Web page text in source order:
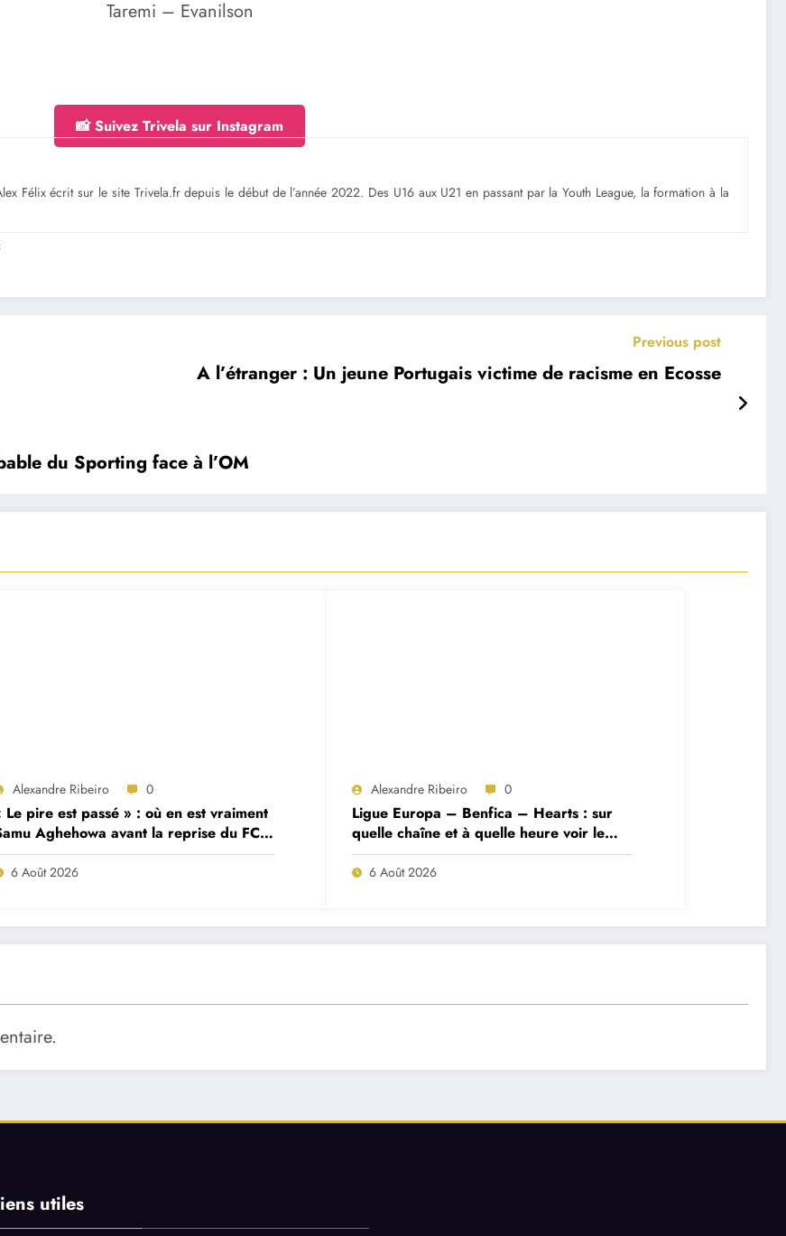
Taremi – Evanilson
📸 Suivez Trivela sur Instagram
Félix écrit sur le site Trivela.fr depuis le début de l’année 2022. Des U16 aux U21 en passant par la Youth League, la formation à la
Previous post
A l’étranger : Un jeune Portugais victime de racisme en Ecosse
du Sporting face à l’OM
Alexandre Ribeiro 0
Le pire est passé » : où en est vraiment
Aghehowa avant la reprise du FC
?
6 Août 2026
Alexandre Ribeiro 0
Ligue Europa – Benfica – Hearts : sur
quelle chaîne et à quelle heure voir le
match ?
6 Août 2026
utiles